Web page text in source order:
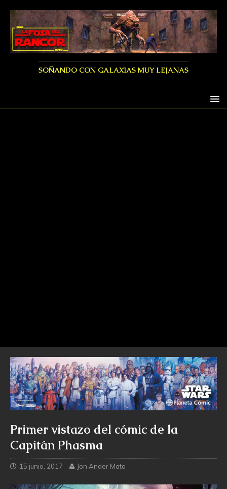
SOÑANDO CON GALAXIAS MUY LEJANAS
Primer vistazo del cómic de la
Capitán Phasma
15 junio, 2017 Jon Ander Mata